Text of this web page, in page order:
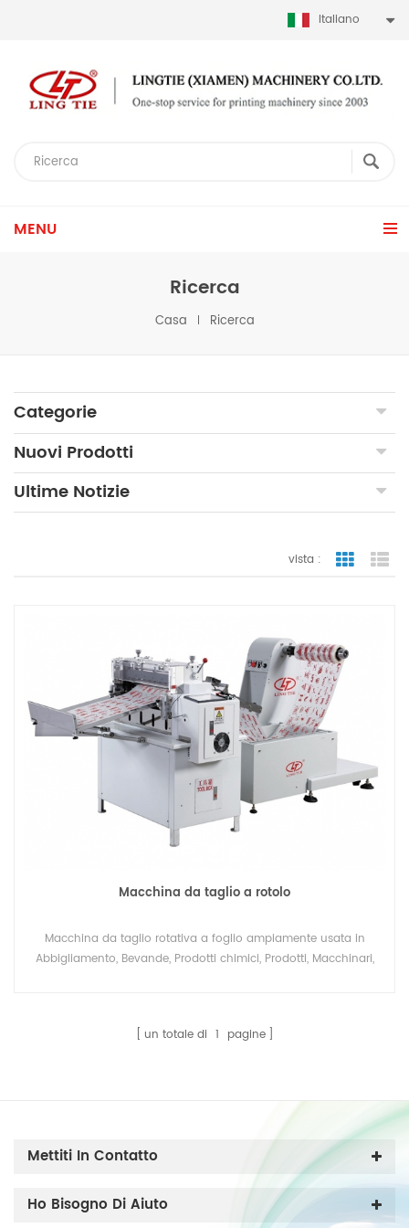
Italiano
MENU
Ricerca
Casa Ricerca
Categorie
Nuovi Prodotti
Ultime Notizie
vista : vista a
Macchina da taglio a rotolo
Macchina da taglio rotativa a foglio ampiamente usata in
Abbigliamento, Bevande, Prodotti chimici, Prodotti, Macchinari,
un totale di 1 pagine
Mettiti In Contatto
Ho Bisogno Di Aiuto